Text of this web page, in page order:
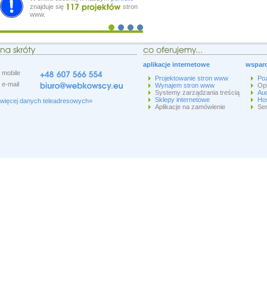
znajduje się
stron
www.
mobile
e-mail
więcej danych teleadresowych»
aplikacje internetowe
Projektowanie stron www
Wynajem stron www
Systemy zarządzania treścią
Sklepy internetowe
Aplikacje na zamówienie